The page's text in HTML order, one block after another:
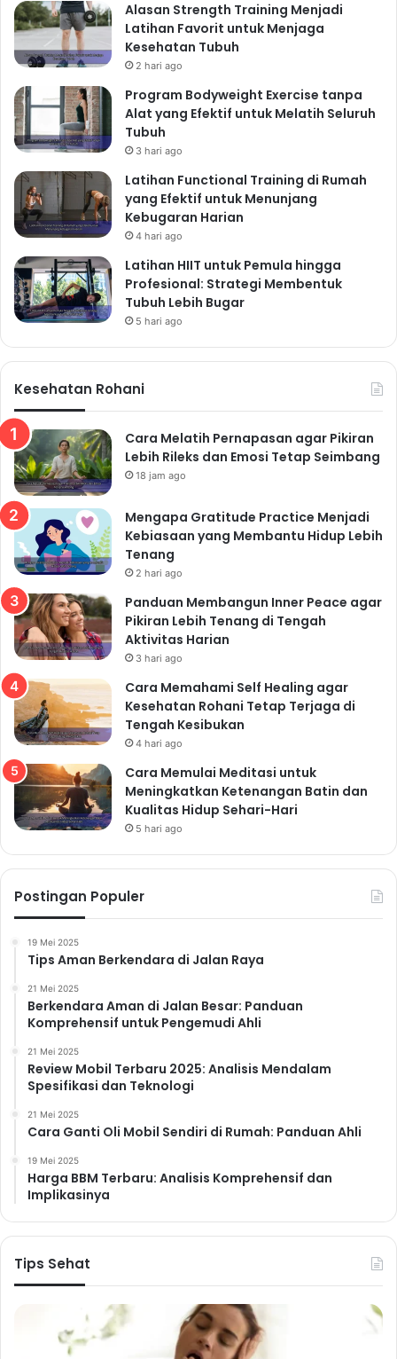
Alasan Strength Training Menjadi
Latihan Favorit untuk Menjaga
Kesehatan Tubuh
2 hari ago
Program Bodyweight Exercise tanpa
Alat yang Efektif untuk Melatih Seluruh
Tubuh
3 hari ago
Latihan Functional Training di Rumah
yang Efektif untuk Menunjang
Kebugaran Harian
4 hari ago
Latihan HIIT untuk Pemula hingga
Profesional: Strategi Membentuk
Tubuh Lebih Bugar
5 hari ago
Kesehatan Rohani
Cara Melatih Pernapasan agar Pikiran
Lebih Rileks dan Emosi Tetap Seimbang
18 jam ago
Mengapa Gratitude Practice Menjadi
Kebiasaan yang Membantu Hidup Lebih
Tenang
2 hari ago
Panduan Membangun Inner Peace agar
Pikiran Lebih Tenang di Tengah
Aktivitas Harian
3 hari ago
Cara Memahami Self Healing agar
Kesehatan Rohani Tetap Terjaga di
Tengah Kesibukan
4 hari ago
Cara Memulai Meditasi untuk
Meningkatkan Ketenangan Batin dan
Kualitas Hidup Sehari-Hari
5 hari ago
Postingan Populer
19 Mei 2025
Tips Aman Berkendara di Jalan Raya
21 Mei 2025
Berkendara Aman di Jalan Besar: Panduan
Komprehensif untuk Pengemudi Ahli
21 Mei 2025
Review Mobil Terbaru 2025: Analisis Mendalam
Spesifikasi dan Teknologi
21 Mei 2025
Cara Ganti Oli Mobil Sendiri di Rumah: Panduan Ahli
19 Mei 2025
Harga BBM Terbaru: Analisis Komprehensif dan
Implikasinya
Tips Sehat